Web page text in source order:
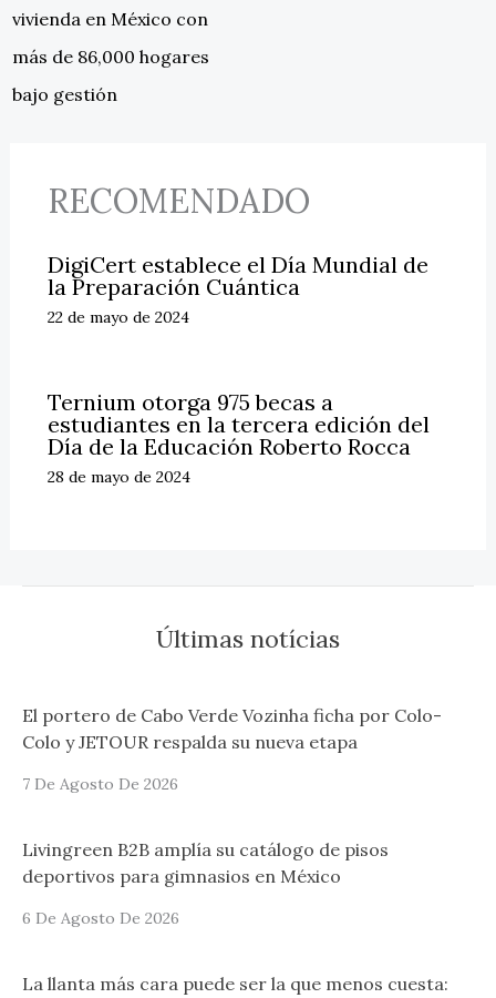
vivienda en México con
más de 86,000 hogares
bajo gestión
RECOMENDADO
DigiCert establece el Día Mundial de
la Preparación Cuántica
22 de mayo de 2024
Ternium otorga 975 becas a
estudiantes en la tercera edición del
Día de la Educación Roberto Rocca
28 de mayo de 2024
Últimas notícias
El portero de Cabo Verde Vozinha ficha por Colo-
Colo y JETOUR respalda su nueva etapa
7 De Agosto De 2026
Livingreen B2B amplía su catálogo de pisos
deportivos para gimnasios en México
6 De Agosto De 2026
La llanta más cara puede ser la que menos cuesta: